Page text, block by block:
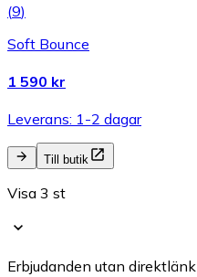
(9)
Soft Bounce
1 590 kr
Leverans: 1-2 dagar
Till butik
Visa 3 st
Erbjudanden utan direktlänk